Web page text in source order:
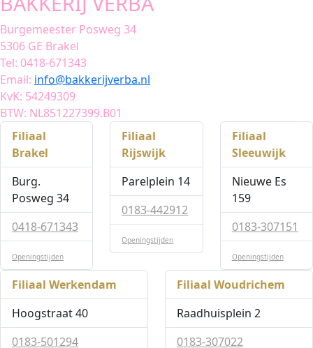
Burgemeester Posweg 34
5306 GE Brakel
Tel: 0418-671343
Email: info@bakkerijverba.nl
KvK: 54249309
BTW: NL851227399.B01
Filiaal
Brakel
Burg.
Posweg 34
0418-671343
Openingstijden
Filiaal
Rijswijk
Parelplein 14
0183-442912
Openingstijden
Filiaal
Sleeuwijk
Nieuwe Es
159
0183-307151
Openingstijden
Filiaal Werkendam
Hoogstraat 40
0183-501294
Filiaal Woudrichem
Raadhuisplein 2
0183-307022